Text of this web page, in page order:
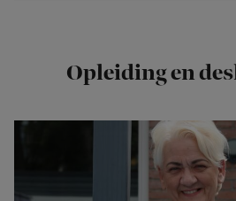
Opleiding en